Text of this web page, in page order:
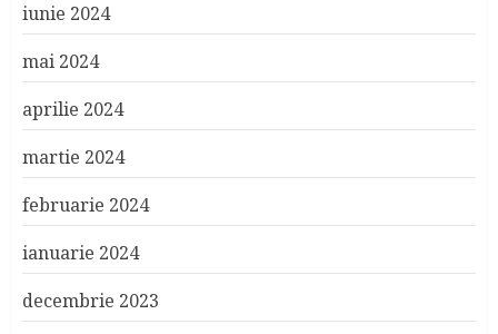
iunie 2024
mai 2024
aprilie 2024
martie 2024
februarie 2024
ianuarie 2024
decembrie 2023